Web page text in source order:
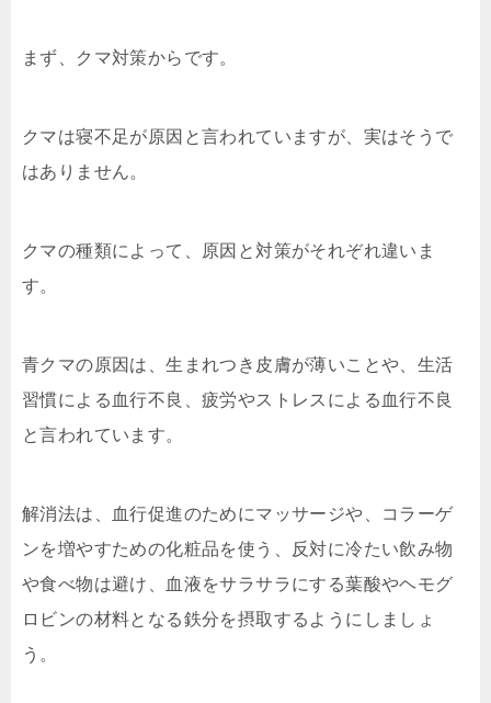
まず、クマ対策からです。
クマは寝不足が原因と言われていますが、実はそうで
はありません。
クマの種類によって、原因と対策がそれぞれ違いま
す。
青クマの原因は、生まれつき皮膚が薄いことや、生活
習慣による血行不良、疲労やストレスによる血行不良
と言われています。
解消法は、血行促進のためにマッサージや、コラーゲ
ンを増やすための化粧品を使う、反対に冷たい飲み物
や食べ物は避け、血液をサラサラにする葉酸やヘモグ
ロビンの材料となる鉄分を摂取するようにしましょ
う。